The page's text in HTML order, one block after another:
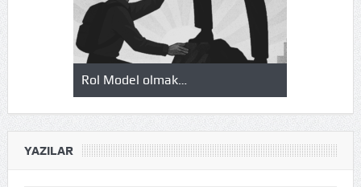
Rol Model olmak…
YAZILAR